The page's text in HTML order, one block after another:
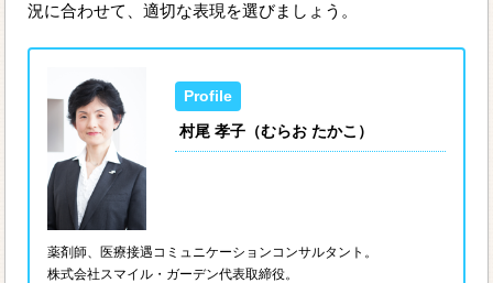
況に合わせて、適切な表現を選びましょう。
村尾 孝子（むらお たかこ）
薬剤師、医療接遇コミュニケーションコンサルタント。
株式会社スマイル・ガーデン代表取締役。